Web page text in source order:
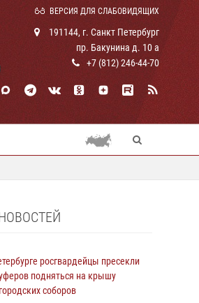
ВЕРСИЯ ДЛЯ СЛАБОВИДЯЩИХ
191144, г. Санкт Петербург
пр. Бакунина д. 10 а
+7 (812) 246-44-70
росгвардейцы пресекли
подняться на крышу
соборов